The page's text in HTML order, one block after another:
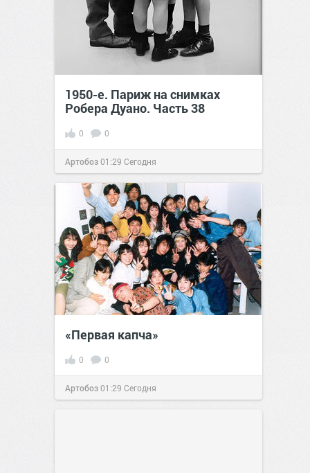
1950-е. Париж на снимках
Робера Дуано. Часть 38
0 0
Артобоз01:29 Сегодня
«Первая капча»
0 0
Артобоз01:29 Сегодня